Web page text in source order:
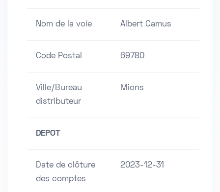
Nom de la voie Albert Camus
Code Postal 69780
Ville/Bureau
distributeur
Mions
DEPOT
Date de clôture
des comptes
2023-12-31